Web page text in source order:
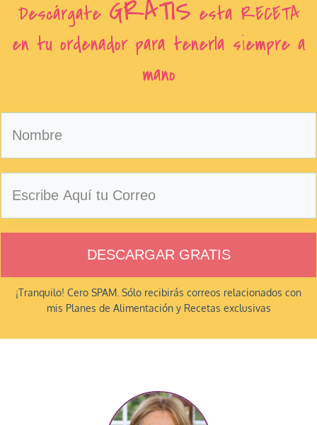
Descárgate GRATIS esta RECETA
en tu ordenador para tenerla siempre a
mano
DESCARGAR GRATIS
¡Tranquilo! Cero SPAM. Sólo recibirás correos relacionados con
mis Planes de Alimentación y Recetas exclusivas